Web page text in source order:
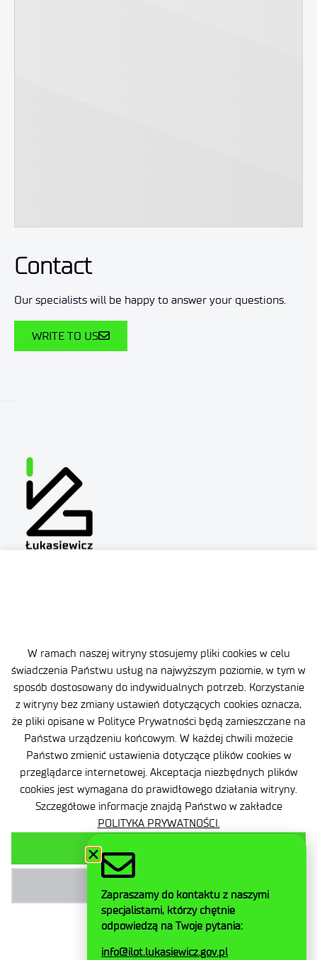
W ramach naszej witryny stosujemy pliki cookies w celu
świadczenia Państwu usług na najwyższym poziomie, w tym w
sposób dostosowany do indywidualnych potrzeb. Korzystanie
z witryny bez zmiany ustawień dotyczących cookies oznacza,
że pliki opisane w Polityce Prywatności będą zamieszczane na
Państwa urządzeniu końcowym. W każdej chwili możecie
Państwo zmienić ustawienia dotyczące plików cookies w
przeglądarce internetowej. Akceptacja niezbędnych plików
cookies jest wymagana do prawidłowego działania witryny.
Szczegółowe informacje znajdą Państwo w zakładce
POLITYKA PRYWATNOŚCI.
AKCEPTUJ WSZYSTKIE
Contact
Our specialists will be happy to answer your questions.
WRITE TO US
Accessibility Declaration
Privacy Policy
Contact
General delivery conditions
Contact
Facebook
LinkedIn
Zapraszamy do kontaktu z naszymi
specjalistami, którzy chętnie
odpowiedzą na Twoje pytania:
info@ilot.lukasiewicz.gov.pl